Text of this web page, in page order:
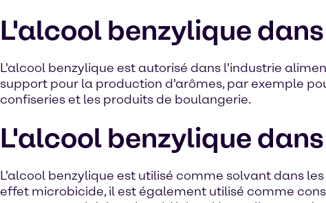
L'alcool benzylique
L'alcool benzylique est autorisé dans l'industrie
support pour la production d'arômes, par exemple
confiseries et les produits de boulangerie.
L'alcool benzylique
L'alcool benzylique est utilisé comme solvant dans
effet microbicide, il est également utilisé comme